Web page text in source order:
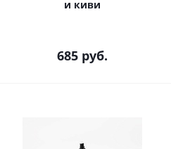
и киви
685руб.